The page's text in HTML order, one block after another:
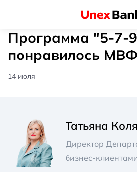
Программа "5-7-
понравилось
14 июля
Татьяна
Директор
бизнес-